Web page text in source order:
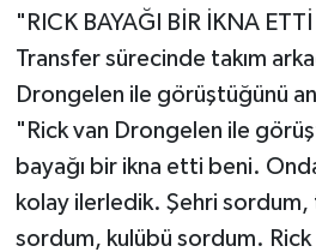
"RICK BAYAĞI BİR İKNA
Transfer sürecinde takım
Drongelen ile görüştüğünü
"Rick van Drongelen ile
bayağı bir ikna etti beni.
kolay ilerledik. Şehri sordum,
sordum, kulübü sordum.